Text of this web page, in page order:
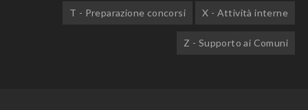
T - Preparazione concorsi X - Attività interne
Z - Supporto ai Comuni